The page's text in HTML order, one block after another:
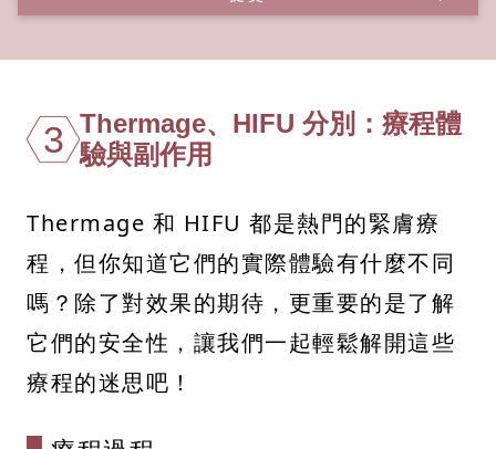
3 Thermage、HIFU 分別：療程體
驗與副作用
Thermage 和 HIFU 都是熱門的緊膚療
程，但你知道它們的實際體驗有什麼不同
嗎？除了對效果的期待，更重要的是了解
它們的安全性，讓我們一起輕鬆解開這些
療程的迷思吧！